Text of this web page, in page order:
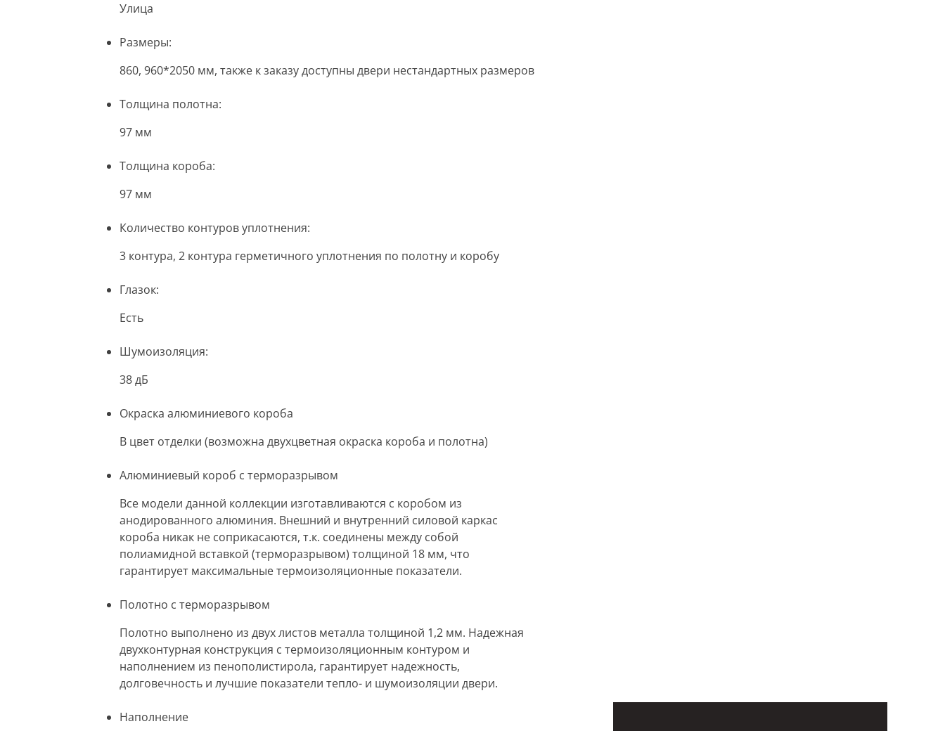
Улица
Размеры:
860, 960*2050 мм, также к заказу доступны двери нестандартных размеров
Толщина полотна:
97 мм
Толщина короба:
97 мм
Количество контуров уплотнения:
3 контура, 2 контура герметичного уплотнения по полотну и коробу
Глазок:
Есть
Шумоизоляция:
38 дБ
Окраска алюминиевого короба
В цвет отделки (возможна двухцветная окраска короба и полотна)
Алюминиевый короб с терморазрывом
Все модели данной коллекции изготавливаются с коробом из
анодированного алюминия. Внешний и внутренний силовой каркас
короба никак не соприкасаются, т.к. соединены между собой
полиамидной вставкой (терморазрывом) толщиной 18 мм, что
гарантирует максимальные термоизоляционные показатели.
Полотно с терморазрывом
Полотно выполнено из двух листов металла толщиной 1,2 мм. Надежная
двухконтурная конструкция с термоизоляционным контуром и
наполнением из пенополистирола, гарантирует надежность,
долговечность и лучшие показатели тепло- и шумоизоляции двери.
Наполнение